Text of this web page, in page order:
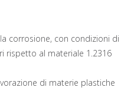
corrosione, con condizioni di
rispetto al materiale 1.2316
di materie plastiche